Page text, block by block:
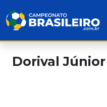
Dorival Júnior